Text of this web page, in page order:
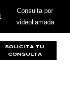
Consulta por
videollamada
SOLICITA TU
CONSULTA